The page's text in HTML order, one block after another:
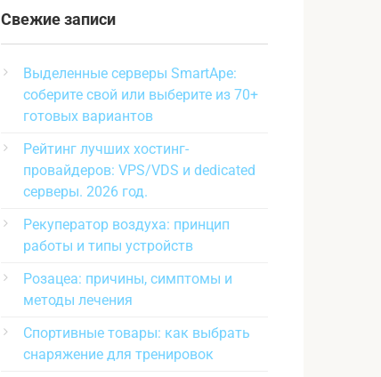
Свежие записи
Выделенные серверы SmartApe:
соберите свой или выберите из 70+
готовых вариантов
Рейтинг лучших хостинг-
провайдеров: VPS/VDS и dedicated
серверы. 2026 год.
Рекуператор воздуха: принцип
работы и типы устройств
Розацеа: причины, симптомы и
методы лечения
Спортивные товары: как выбрать
снаряжение для тренировок